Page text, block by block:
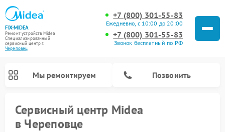
FIX-MIDEA
Ремонт устройств Midea
Специализированный
cервисный центр г.
Череповец
+7 (800) 301-55-83
Ежедневно, с 10:00 до 20:00
+7 (800) 301-55-83
Звонок бесплатный по РФ
Мы ремонтируем Позвонить
Сервисный центр Midea
в Череповце